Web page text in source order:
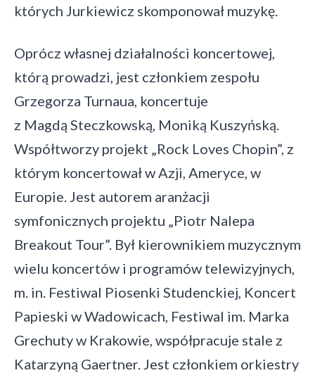
których Jurkiewicz skomponował muzykę.
Oprócz własnej działalności koncertowej,
którą prowadzi, jest członkiem zespołu
Grzegorza Turnaua, koncertuje
z Magdą Steczkowską, Moniką Kuszyńską.
Współtworzy projekt „Rock Loves Chopin”, z
którym koncertował w Azji, Ameryce, w
Europie. Jest autorem aranżacji
symfonicznych projektu „Piotr Nalepa
Breakout Tour”. Był kierownikiem muzycznym
wielu koncertów i programów telewizyjnych,
m. in. Festiwal Piosenki Studenckiej, Koncert
Papieski w Wadowicach, Festiwal im. Marka
Grechuty w Krakowie, współpracuje stale z
Katarzyną Gaertner. Jest członkiem orkiestry